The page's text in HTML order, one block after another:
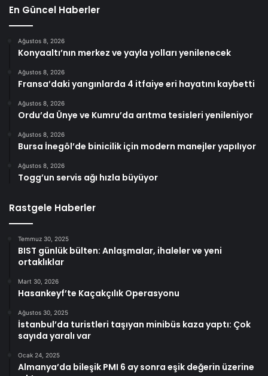
En Güncel Haberler
Ağustos 8, 2026
Konyaaltı’nın merkez ve yayla yolları yenilenecek
Ağustos 8, 2026
Fransa’daki yangınlarda 4 itfaiye eri hayatını kaybetti
Ağustos 8, 2026
Ordu’da Ünye ve Kumru’da arıtma tesisleri yenileniyor
Ağustos 8, 2026
Bursa İnegöl’de binicilik için modern manejler yapılıyor
Ağustos 8, 2026
Togg’un servis ağı hızla büyüyor
Rastgele Haberler
Temmuz 30, 2025
BIST günlük bülten: Anlaşmalar, ihaleler ve yeni
ortaklıklar
Mart 30, 2026
Hasankeyf’te Kaçakçılık Operasyonu
Ağustos 30, 2025
İstanbul’da turistleri taşıyan minibüs kaza yaptı: Çok
sayıda yaralı var
Ocak 24, 2025
Almanya’da bileşik PMI 6 ay sonra eşik değerin üzerine